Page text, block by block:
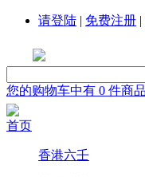
请登陆 | 免费注册 |
您的购物车中有 0 件商
首页
香港六壬